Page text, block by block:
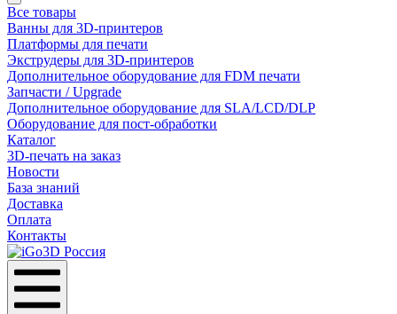
Все товары
Ванны для 3D-принтеров
Платформы для печати
Экструдеры для 3D-принтеров
Дополнительное оборудование для FDM печати
Запчасти / Upgrade
Дополнительное оборудование для SLA/LCD/DLP
Оборудование для пост-обработки
Каталог
3D-печать на заказ
Новости
База знаний
Доставка
Оплата
Контакты